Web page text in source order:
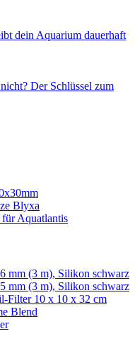
dein Aquarium dauerhaft
Der Schlüssel zum
Blyxa
Aquatlantis
mm (3 m), Silikon schwarz
mm (3 m), Silikon schwarz
10 x 10 x 32 cm
Blend